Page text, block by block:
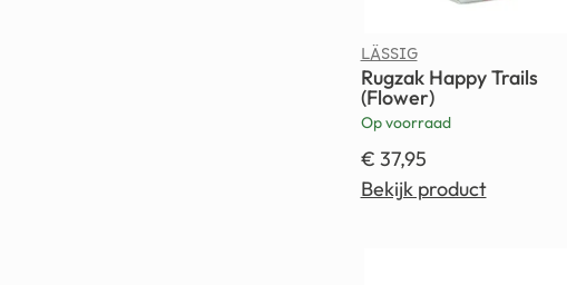
LÄSSIG
Rugzak Happy Trails
(Flower)
Op voorraad
€ 37,95
Bekijk product